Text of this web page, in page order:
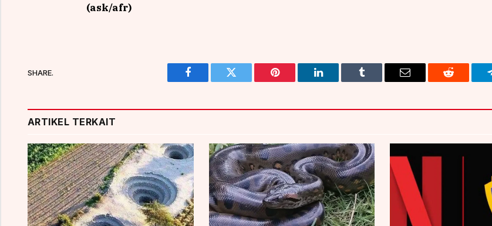
(ask/afr)
SHARE.
Facebook Twitter Pinterest LinkedIn Tumblr Email Reddit
ARTIKEL TERKAIT